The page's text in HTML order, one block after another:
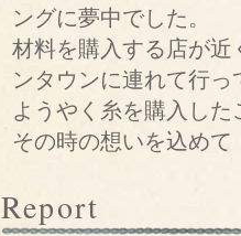
ングに夢中でした。
材料を購入する店が
ンタウンに連れて行っ
ようやく糸を購入し
その時の想いを込め
Report